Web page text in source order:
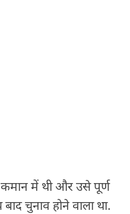
में थी और उसे पूर्ण
चुनाव होने वाला था.